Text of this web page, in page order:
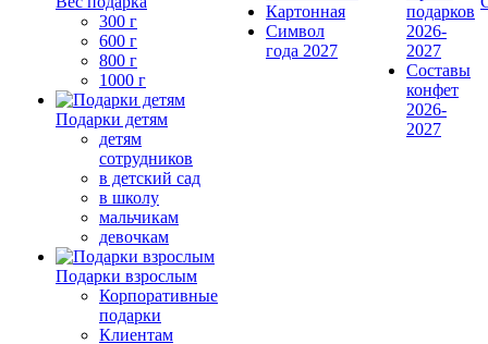
300 г
600 г
800 г
1000 г
Подарки детям
детям
сотрудников
в детский сад
в школу
мальчикам
девочкам
Подарки взрослым
Корпоративные
подарки
Клиентам
Картонная
Символ
года 2027
подарков
2026-
2027
Составы
конфет
2026-
2027